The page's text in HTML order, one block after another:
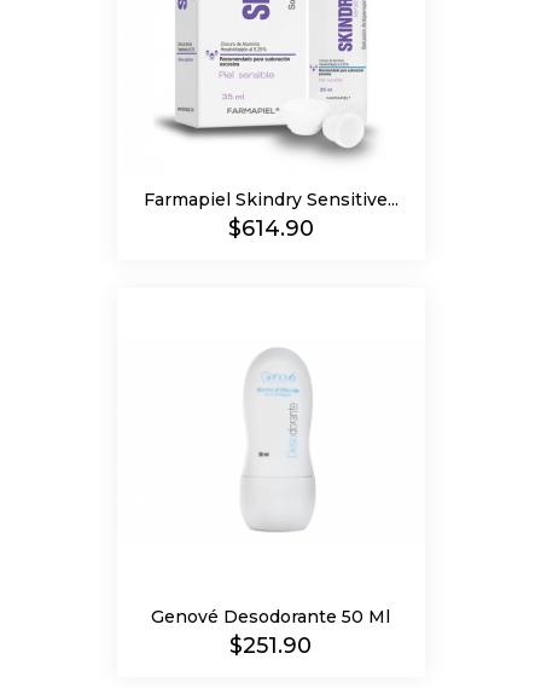
Farmapiel Skindry Sensitive...
Precio
$614.90
Genové Desodorante 50 Ml
Precio
$251.90